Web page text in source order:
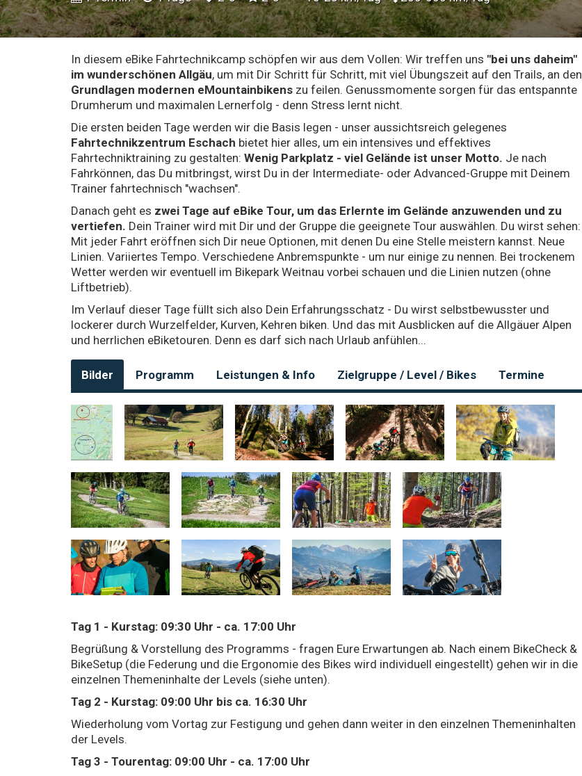
In diesem eBike Fahrtechnikcamp schöpfen wir aus dem Vollen: Wir treffen uns "bei uns daheim"
im wunderschönen Allgäu, um mit Dir Schritt für Schritt, mit viel Übungszeit auf den Trails, an den
Grundlagen modernen eMountainbikens zu feilen. Genussmomente sorgen für das entspannte
Drumherum und maximalen Lernerfolg - denn Stress lernt nicht.
Die ersten beiden Tage werden wir die Basis legen - unser aussichtsreich gelegenes
Fahrtechnikzentrum Eschach bietet hier alles, um ein intensives und effektives
Fahrtechniktraining zu gestalten: Wenig Parkplatz - viel Gelände ist unser Motto. Je nach
Fahrkönnen, das Du mitbringst, wirst Du in der Intermediate- oder Advanced-Gruppe mit Deinem
Trainer fahrtechnisch "wachsen".
Danach geht es zwei Tage auf eBike Tour, um das Erlernte im Gelände anzuwenden und zu
vertiefen. Dein Trainer wird mit Dir und der Gruppe die geeignete Tour auswählen. Du wirst sehen:
Mit jeder Fahrt eröffnen sich Dir neue Optionen, mit denen Du eine Stelle meistern kannst. Neue
Linien. Variiertes Tempo. Verschiedene Anbremspunkte - um nur einige zu nennen. Bei trockenem
Wetter werden wir eventuell im Bikepark Weitnau vorbei schauen und die Linien nutzen (ohne
Liftbetrieb).
Im Verlauf dieser Tage füllt sich also Dein Erfahrungsschatz - Du wirst selbstbewusster und
lockerer durch Wurzelfelder, Kurven, Kehren biken. Und das mit Ausblicken auf die Allgäuer Alpen
und herrlichen eBiketouren. Denn es darf sich nach Urlaub anfühlen...
Bilder Programm Leistungen & Info Zielgruppe / Level / Bikes Termine
Tag 1 - Kurstag: 09:30 Uhr - ca. 17:00 Uhr
Begrüßung & Vorstellung des Programms - fragen Eure Erwartungen ab. Nach einem BikeCheck &
BikeSetup (die Federung und die Ergonomie des Bikes wird individuell eingestellt) gehen wir in die
einzelnen Themeninhalte der Levels (siehe unten).
Tag 2 - Kurstag: 09:00 Uhr bis ca. 16:30 Uhr
Wiederholung vom Vortag zur Festigung und gehen dann weiter in den einzelnen Themeninhalten
der Levels.
Tag 3 - Tourentag: 09:00 Uhr - ca. 17:00 Uhr